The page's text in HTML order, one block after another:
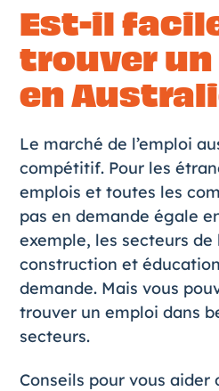
Est-il
trouver un
en
Le marché de l’emploi
compétitif. Pour les
emplois et toutes les
pas en demande égale
exemple, les secteurs de
construction et
demande. Mais vous
trouver un emploi dans
secteurs.
Conseils pour vous aider